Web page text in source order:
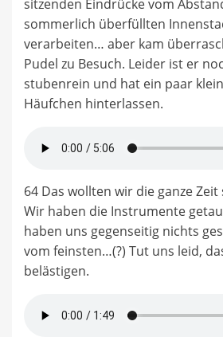
sitzenden Eindrücke vom
sommerlich überfüllten
verarbeiten… aber kam
Pudel zu Besuch. Leider ist er
stubenrein und hat ein paar
Häufchen hinterlassen.
64 Das wollten wir die ganze
Wir haben die Instrumente
haben uns gegenseitig nichts
vom feinsten…(?) Tut uns leid,
belästigen.